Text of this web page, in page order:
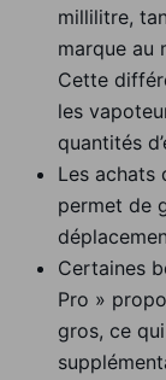
millilitre,
marque au
Cette
les
quantités
Les achats
permet de
Certaines
Pro »
gros, ce